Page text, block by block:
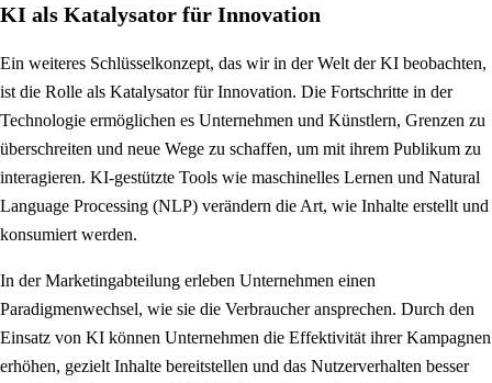
KI als Katalysator für Innovation
Ein weiteres Schlüsselkonzept, das wir in der Welt der KI beobachten,
ist die Rolle als Katalysator für Innovation. Die Fortschritte in der
Technologie ermöglichen es Unternehmen und Künstlern, Grenzen zu
überschreiten und neue Wege zu schaffen, um mit ihrem Publikum zu
interagieren. KI-gestützte Tools wie maschinelles Lernen und Natural
Language Processing (NLP) verändern die Art, wie Inhalte erstellt und
konsumiert werden.
In der Marketingabteilung erleben Unternehmen einen
Paradigmenwechsel, wie sie die Verbraucher ansprechen. Durch den
Einsatz von KI können Unternehmen die Effektivität ihrer Kampagnen
erhöhen, gezielt Inhalte bereitstellen und das Nutzerverhalten besser